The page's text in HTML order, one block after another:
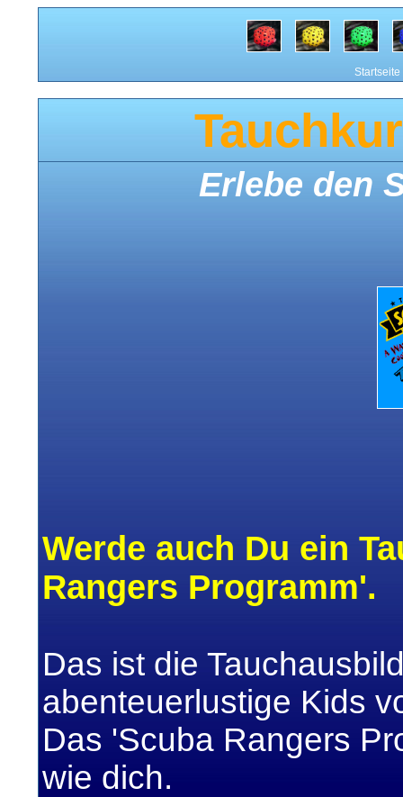
Startseite
Erlebe den
Werde auch Du ein
Rangers Programm'.
Das ist die
abenteuerlustige Kids
Das 'Scuba Rangers
wie dich.